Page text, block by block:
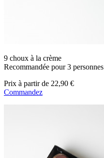
9 choux à la crème
Recommandée pour 3 personnes
Prix à partir de 22,90 €
Commandez